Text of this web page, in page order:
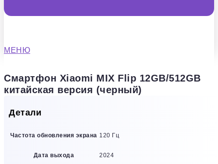
МЕНЮ
Смартфон Xiaomi MIX Flip 12GB/512GB
китайская версия (черный)
Детали
Частота обновления экрана 120 Гц
Дата выхода 2024